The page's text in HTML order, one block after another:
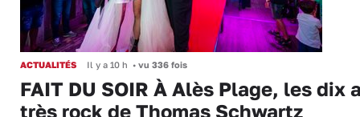
ACTUALITÉS Il y a 10 h • vu 336 fois
FAIT DU SOIR À Alès Plage, les dix
très rock de Thomas Schwartz